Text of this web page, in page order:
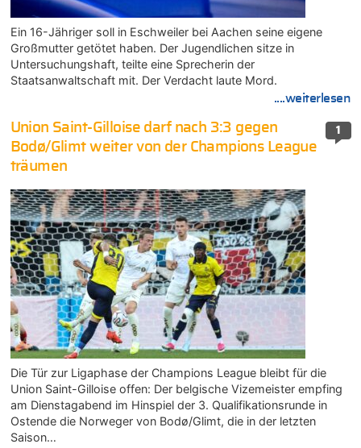
Ein 16-Jähriger soll in Eschweiler bei Aachen seine eigene
Großmutter getötet haben. Der Jugendlichen sitze in
Untersuchungshaft, teilte eine Sprecherin der
Staatsanwaltschaft mit. Der Verdacht laute Mord.
....weiterlesen
1
Union Saint-Gilloise darf nach 3:3 gegen
Bodø/Glimt weiter von der Champions League
träumen
Die Tür zur Ligaphase der Champions League bleibt für die
Union Saint-Gilloise offen: Der belgische Vizemeister empfing
am Dienstagabend im Hinspiel der 3. Qualifikationsrunde in
Ostende die Norweger von Bodø/Glimt, die in der letzten
Saison…